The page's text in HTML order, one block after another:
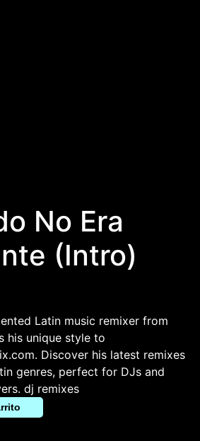
No Era
(Intro)
Latin music remixer from
his unique style to
Discover his latest remixes
genres, perfect for DJs and
dj remixes